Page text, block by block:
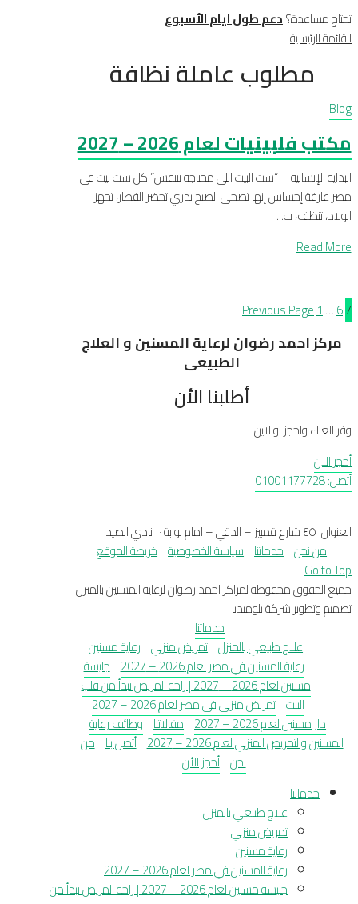
تحتاج مساعدة؟دعم طول ايام الأسبوع
القائمة الرئيسية
مطلوب عاملة نظافة
Blog
مكتب فلبينيات لعام 2026 – 2027
البداية الإنسانية – “ست البيت اللي محتاجة تتنفس” كل ست بيت في
مصر عارفة إحساس إنها تصحى الصبح بدري تحضر الفطار، تجهز
الولاد، تنظف، ت...
Read More
Previous Page1…67
مركز احمد رضوان لرعاية المسنين و العلاج
الطبيعى
أطلبنا الأن
وفر العناء واحجز اونلاين
أحجز الان
أتصل: 01001177728
العنوان: ٤٥ شارع قمبيز – الدقي – امام بوابة ١٠ نادي الصيد
من نحن خدماتنا سياسة الخصوصية خريطة الموقع
Go to Top
جميع الحقوق محفوظة لمراكز احمد رضوان لرعاية المسنين بالمنزل
تصميم وتطوير شركة بلوميديا
خدماتنا
علاج طبيعي بالمنزل تمريض منزلي رعاية مسنين
رعاية المسنين في مصر لعام 2026 – 2027
جليسة
مسنين لعام 2026 – 2027 | راحة المريض تبدأ من قلب
البيت تمريض منزلى فى مصر لعام 2026 – 2027
دار مسنين لعام 2026 – 2027
مقالاتنا وظائف رعاية
المسنين والتمريض المنزلي لعام 2026 – 2027
أتصل بنا من
نحن أحجز الأن
خدماتنا
علاج طبيعي بالمنزل
تمريض منزلي
رعاية مسنين
رعاية المسنين في مصر لعام 2026 – 2027
جليسة مسنين لعام 2026 – 2027 | راحة المريض تبدأ من